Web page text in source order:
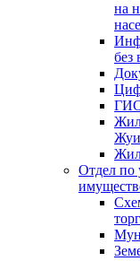
на
без
Отдел по